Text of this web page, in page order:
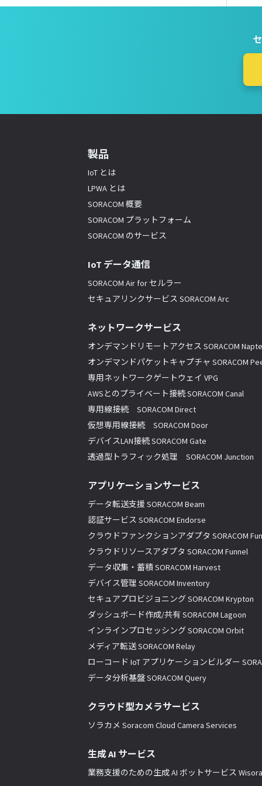
製品
IoT とは
LPWA とは
SORACOM 概要
SORACOM プラットフォーム
SORACOM のサービス
IoT データ通信
SORACOM Air for セルラー
セキュアリンクサービス SORACOM Arc
ネットワークサービス
オンデマンドリモートアクセス SORACOM
オンデマンドパケットキャプチャ SORACOM
専用ネットワークゲートウェイ VPG
AWSとのプライベート接続 SORACOM Canal
専用線接続 SORACOM Direct
仮想専用線接続 SORACOM Door
デバイスLAN接続 SORACOM Gate
透過型トラフィック処理 SORACOM Junction
アプリケーションサービス
データ転送支援 SORACOM Beam
認証サービス SORACOM Endorse
クラウドファンクションアダプタ SORACOM
クラウドリソースアダプタ SORACOM Funnel
データ収集・蓄積 SORACOM Harvest
デバイス管理 SORACOM Inventory
セキュアプロビジョニング SORACOM Krypton
ダッシュボード作成/共有 SORACOM Lagoon
インラインプロセッシング SORACOM Orbit
メディア転送 SORACOM Relay
ローコード IoT アプリケーションビルダー
データ分析基盤 SORACOM Query
クラウド型カメラサービス
ソラカメ Soracom Cloud Camera Services
生成 AI サービス
業務支援のための生成 AI ボットサービス Wisora